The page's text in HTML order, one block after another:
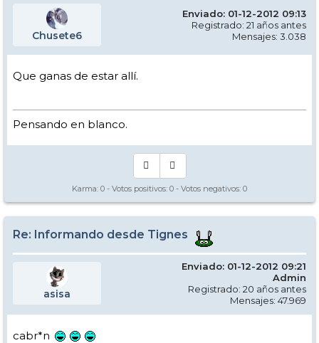
Chusete6
Enviado: 01-12-2012 09:13
Registrado: 21 años antes
Mensajes: 3.038
Que ganas de estar allí.
Pensando en blanco.
Karma: 0 - Votos positivos: 0 - Votos negativos: 0
Re: Informando desde Tignes
asisa
Enviado: 01-12-2012 09:21
Admin
Registrado: 20 años antes
Mensajes: 47.969
cabr*n